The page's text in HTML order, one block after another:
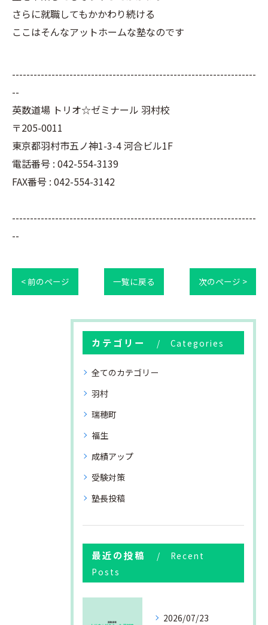
さらに就職してもかかわり続ける
ここはそんなアットホームな塾なのです
--------------------------------------------------------------------
--
英数道場 トリオ☆ゼミナール 羽村校
〒205-0011
東京都羽村市五ノ神1-3-4 河合ビル1F
電話番号 : 042-554-3139
FAX番号 : 042-554-3142
--------------------------------------------------------------------
--
< 前のページ 一覧に戻る 次のページ >
カテゴリー Categories
全てのカテゴリー
羽村
瑞穂町
福生
成績アップ
受験対策
塾長投稿
最近の投稿
Recent
Posts
2026/07/23